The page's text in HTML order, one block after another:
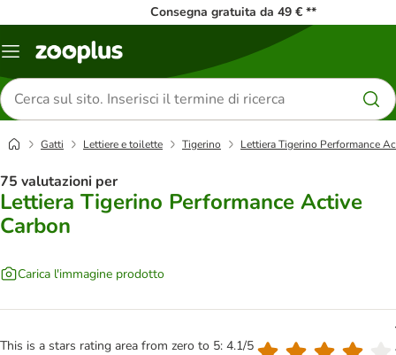
Consegna gratuita da 49 € **
Overview
Cerca
prodotti
Gatti Lettiere e toilette Tigerino Lettiera Tigerino Performance
75 valutazioni per
Lettiera Tigerino Performance Active
Carbon
Carica l'immagine prodotto
This is a stars rating area from zero to 5: 4.1/5